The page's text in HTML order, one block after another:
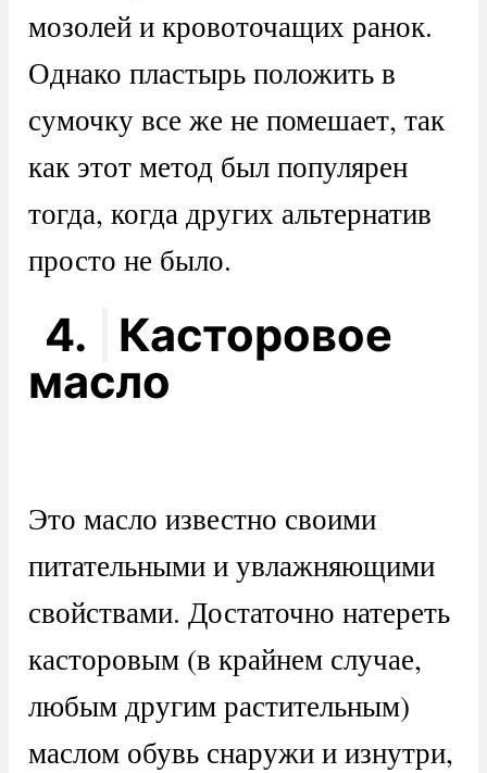
мозолей и кровоточащих ранок.
Однако пластырь положить в
сумочку все же не помешает, так
как этот метод был популярен
тогда, когда других альтернатив
просто не было.
4.
Касторовое
масло
Это масло известно своими
питательными и увлажняющими
свойствами. Достаточно натереть
касторовым (в крайнем случае,
любым другим растительным)
маслом обувь снаружи и изнутри,